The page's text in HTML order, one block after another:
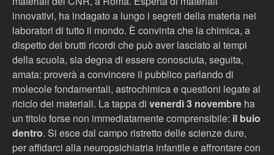
innovativi, ha indagato a lungo i segreti della materia nei
laboratori di tutto il mondo. È convinta che la chimica, a
dispetto dei brutti ricordi che può aver lasciato ai tempi
della scuola, sia degna di essere conosciuta, seguita,
amata: proverà a convincere il pubblico parlando di
molecole fondamentali, astrochimica e questioni legate al
riciclo dei materiali. La tappa di venerdì 3 novembre ha
un titolo forse non immediatamente comprensibile: il buio
dentro. Si esce dal campo ristretto delle scienze dure,
per affidarci alla neuropsichiatria infantile e affrontare con